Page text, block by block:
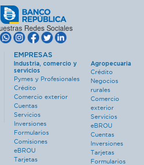
Redes Sociales
EMPRESAS
Industria, comercio y
servicios
Pymes y Profesionales
Crédito
Comercio exterior
Cuentas
Servicios
Inversiones
Formularios
Comisiones
eBROU
Tarjetas
Agropecuaria
Crédito
Negocios
rurales
Comercio
exterior
Servicios
eBROU
Cuentas
Inversiones
Tarjetas
Formularios